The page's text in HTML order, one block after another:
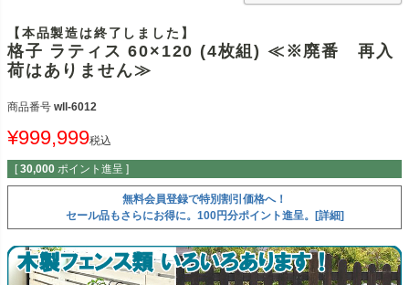
【本品製造は終了しました】
格子 ラティス 60×120 (4枚組) ≪※廃番 再入
荷はありません≫
商品番号 wll-6012
¥999,999税込
[ 30,000 ポイント進呈 ]
無料会員登録で特別割引価格へ！
セール品もさらにお得に。100円分ポイント進呈。[詳細]